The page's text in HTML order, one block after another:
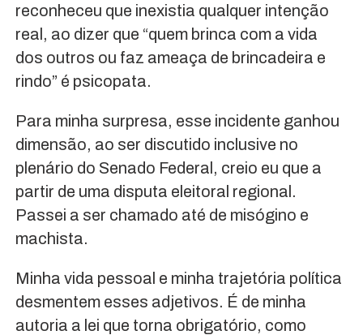
reconheceu que inexistia qualquer intenção
real, ao dizer que “quem brinca com a vida
dos outros ou faz ameaça de brincadeira e
rindo” é psicopata.
Para minha surpresa, esse incidente ganhou
dimensão, ao ser discutido inclusive no
plenário do Senado Federal, creio eu que a
partir de uma disputa eleitoral regional.
Passei a ser chamado até de misógino e
machista.
Minha vida pessoal e minha trajetória política
desmentem esses adjetivos. É de minha
autoria a lei que torna obrigatório, como